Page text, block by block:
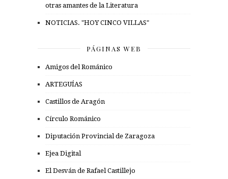
otras amantes de la Literatura
NOTICIAS. "HOY CINCO VILLAS"
PÁGINAS WEB
Amigos del Románico
ARTEGUÍAS
Castillos de Aragón
Círculo Románico
Diputación Provincial de Zaragoza
Ejea Digital
El Desván de Rafael Castillejo